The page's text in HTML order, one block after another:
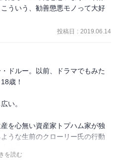
解いていく様は痛快そのもの。
て慈悲にあふれる少女探
る。
ルだとかサマーニットだとか、
ーを描写する表現がそこここに
ドルー家の家政婦さんやナンシ
目白押し。（ナンシー父はスリ
定）
うだけれど素直に認めよう。ナ
てしまった。
然古さを感じさせない。江戸川
ういう、勧善懲悪モノって大好
投稿日 : 2019.06.14
ドルー。以前、ドラマでもみた
歳！
い。
を心無い資産家トプハム家が独
うな生前のクローリー氏の行動
を読む